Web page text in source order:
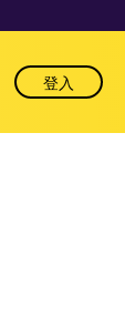
登入